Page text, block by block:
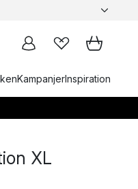
KampanjerInspiration
XL